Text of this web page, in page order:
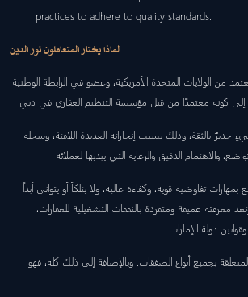
practices to adhere to quality standards.
لماذا يختار المتعاملون نور الدين
من الولايات المتحدة الأمريكية، وعضو في الرابطة الوطنية
إلى كونه معتمدًا من قبل مؤسسة التنظيم العقاري في دبي
جديرٌ بالثقة، وذلك بسبب إنجازاته العديدة اللافتة، وسجله
تفاوضية قوية، وكفاءة عالية، ولا يتلكأ أو يتوانى أبداً
معرفته عميقة ومتفردة بالنفقات التشغيلية للعقارات،
دولة الإمارات
المتعلقة بجميع أنواع الصفقات. وبالإضافة إلى ذلك كله، فهو